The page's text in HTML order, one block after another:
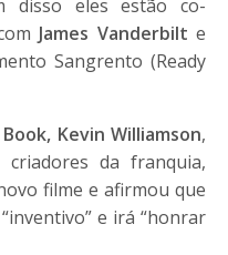
disso eles estão co-
James Vanderbilt e
Sangrento (Ready
Book, Kevin Williamson,
da franquia,
filme e afirmou que
e irá “honrar